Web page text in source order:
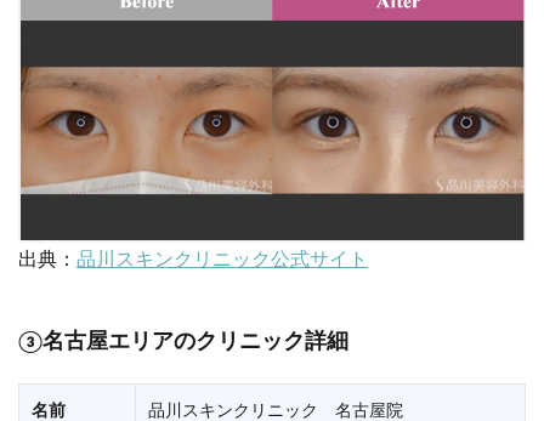
出典： 品川スキンクリニック公式サイト
③名古屋エリアのクリニック詳細
名前 品川スキンクリニック 名古屋院